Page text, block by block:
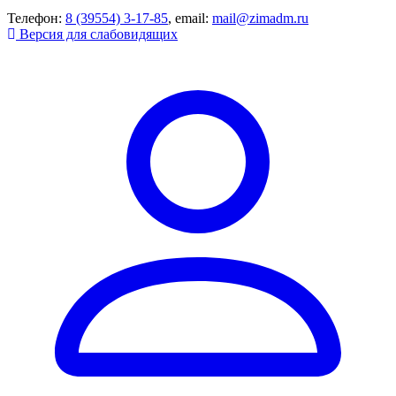
Телефон: 8 (39554) 3-17-85, email: mail@zimadm.ru
Версия для слабовидящих